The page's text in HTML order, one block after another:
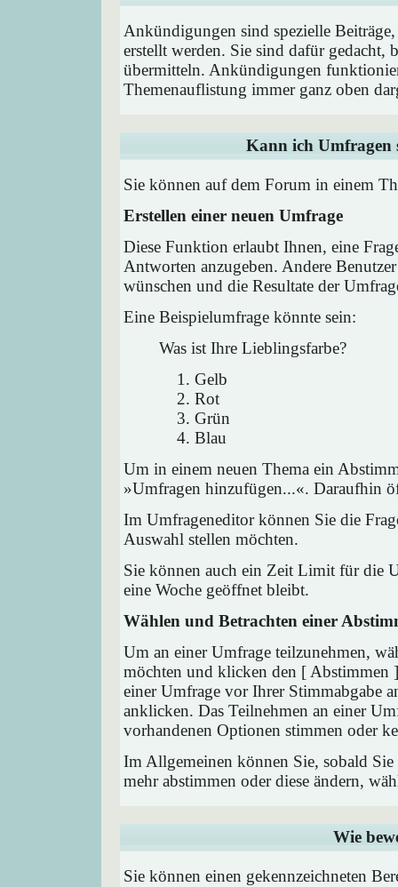
Ankündigungen sind spezielle
erstellt werden. Sie sind dafür gedacht,
übermitteln. Ankündigungen
Themenauflistung immer ganz oben
Kann ich Umfragen
Sie können auf dem Forum in einem
Erstellen einer neuen Umfrage
Diese Funktion erlaubt Ihnen, eine
Antworten anzugeben. Andere
wünschen und die Resultate der
Eine Beispielumfrage könnte sein:
Was ist Ihre Lieblingsfarbe?
Gelb
Rot
Grün
Blau
Um in einem neuen Thema ein
»Umfragen hinzufügen...«. Daraufhin
Im Umfrageneditor können Sie die
Auswahl stellen möchten.
Sie können auch ein Zeit Limit für die
eine Woche geöffnet bleibt.
Wählen und Betrachten einer
Um an einer Umfrage teilzunehmen,
möchten und klicken den [ Abstimmen
einer Umfrage vor Ihrer Stimmabgabe
anklicken. Das Teilnehmen an einer
vorhandenen Optionen stimmen oder
Im Allgemeinen können Sie, sobald
mehr abstimmen oder diese ändern,
Wie
Sie können einen gekennzeichneten